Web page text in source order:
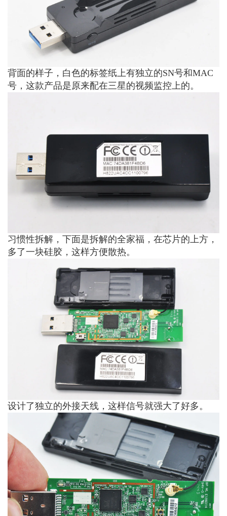
背面的样子，白色的标签纸上有独立的SN号和MAC
号，这款产品是原来配在三星的视频监控上的。
习惯性拆解，下面是拆解的全家福，在芯片的上方，
多了一块硅胶，这样方便散热。
设计了独立的外接天线，这样信号就强大了好多。